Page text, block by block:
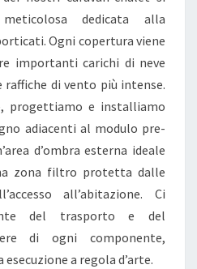
I
N
G
D
I
L
U
S
S
dedicata alla
Ogni copertura viene
importanti carichi di neve
di vento più intense.
progettiamo e installiamo
adiacenti al modulo pre-
d’ombra esterna ideale
zona filtro protetta dalle
all’abitazione. Ci
del trasporto e del
di ogni componente,
a regola d’arte.